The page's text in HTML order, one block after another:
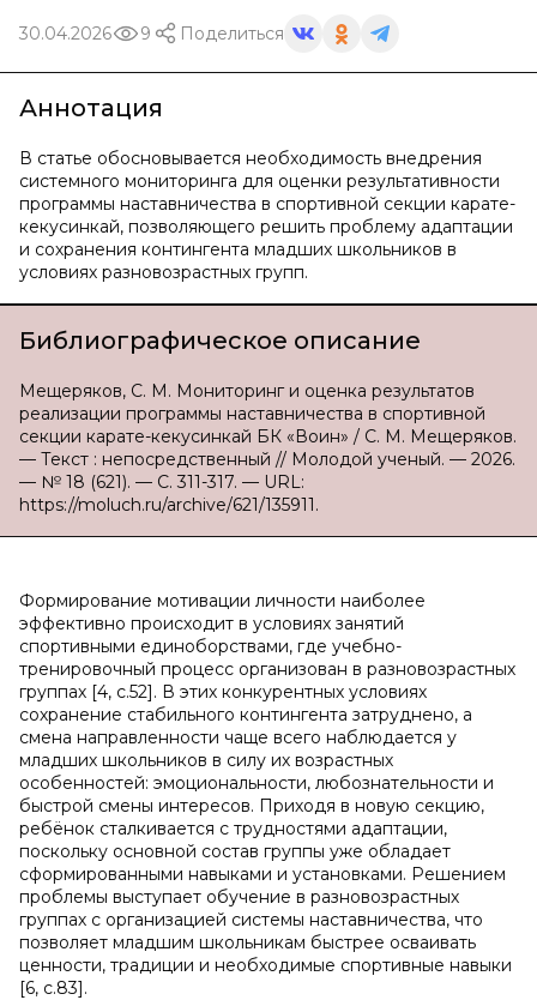
30.04.2026 9 Поделиться
Аннотация
В статье обосновывается необходимость внедрения
системного мониторинга для оценки результативности
программы наставничества в спортивной секции карате-
кекусинкай, позволяющего решить проблему адаптации
и сохранения контингента младших школьников в
условиях разновозрастных групп.
Библиографическое описание
Мещеряков, С. М. Мониторинг и оценка результатов
реализации программы наставничества в спортивной
секции карате-кекусинкай БК «Воин» / С. М. Мещеряков.
— Текст : непосредственный // Молодой ученый. — 2026.
— № 18 (621). — С. 311-317. — URL:
https://moluch.ru/archive/621/135911.
Формирование мотивации личности наиболее
эффективно происходит в условиях занятий
спортивными единоборствами, где учебно-
тренировочный процесс организован в разновозрастных
группах [4, c.52]. В этих конкурентных условиях
сохранение стабильного контингента затруднено, а
смена направленности чаще всего наблюдается у
младших школьников в силу их возрастных
особенностей: эмоциональности, любознательности и
быстрой смены интересов. Приходя в новую секцию,
ребёнок сталкивается с трудностями адаптации,
поскольку основной состав группы уже обладает
сформированными навыками и установками. Решением
проблемы выступает обучение в разновозрастных
группах с организацией системы наставничества, что
позволяет младшим школьникам быстрее осваивать
ценности, традиции и необходимые спортивные навыки
[6, c.83].